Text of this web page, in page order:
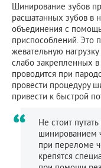
Шинирование зубов
расшатанных зубов в
объединения с
приспособлений. Это
жевательную
слабо закрепленных
проводится при
провести процедуру
привести к быстрой
Не стоит
шинированием
при переломе
крепятся